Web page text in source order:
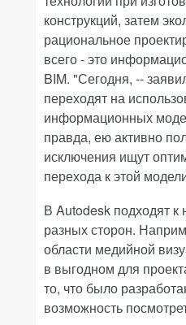
конструкций, затем
рациональное
всего - это
BIM. "Сегодня, --
переходят на
информационных
правда, ею активно
исключения ищут
перехода к этой
В Autodesk подходят к
разных сторон.
области медийной
в выгодном для
то, что было
возможность